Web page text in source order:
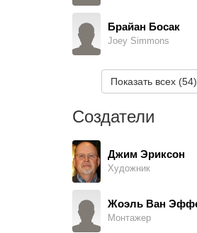
Брайан Босак
Joey Simmons
Алан Уайлдер
Duffin
Ральф Фуди
Шон Шеппс
Сьюзи Пэйн
Показать всех (54)
Создатели
Джим Эриксон
Художник
Монтажер